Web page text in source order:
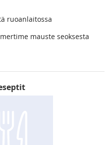
ruoanlaitossa
mauste seoksesta